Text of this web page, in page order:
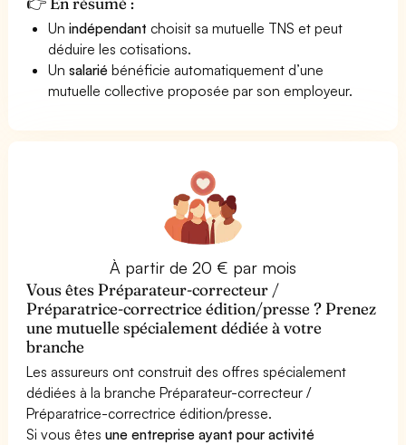
Unindépendant choisit sa mutuelle TNS et peut
déduire les cotisations.
Unsalarié bénéficie automatiquement d’une
mutuelle collective proposée par son employeur.
À partir de 20 € par mois
Vous êtes Préparateur-correcteur /
Préparatrice-correctrice édition/presse ? Prenez
une mutuelle spécialement dédiée à votre
branche
Les assureurs ont construit des offres spécialement
dédiées à la branche Préparateur-correcteur /
Préparatrice-correctrice édition/presse.
Si vous êtesune entreprise ayant pour activité